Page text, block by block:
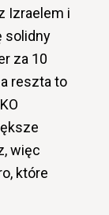
Izraelem i
solidny
za 10
reszta to
więc
które